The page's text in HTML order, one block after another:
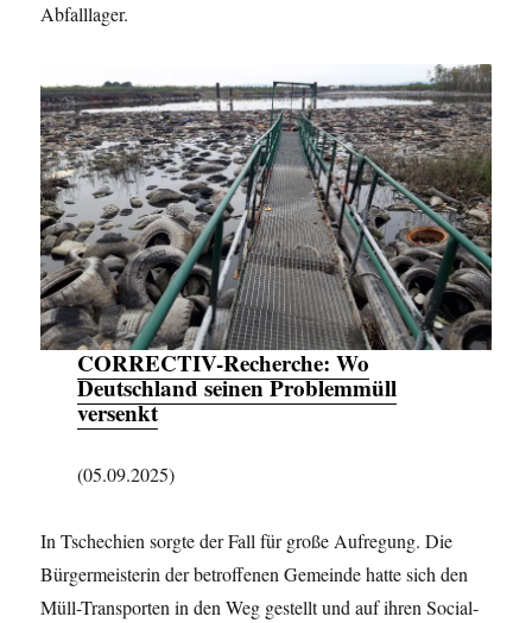
Abfalllager.
CORRECTIV-Recherche: Wo
Deutschland seinen Problemmüll
versenkt
(05.09.2025)
In Tschechien sorgte der Fall für große Aufregung. Die
Bürgermeisterin der betroffenen Gemeinde hatte sich den
Müll-Transporten in den Weg gestellt und auf ihren Social-